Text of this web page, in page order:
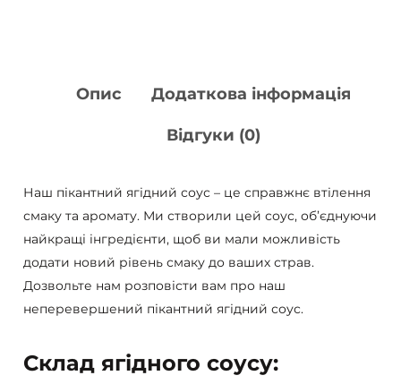
Опис Додаткова інформація
Відгуки (0)
Наш пікантний ягідний соус – це справжнє втілення
смаку та аромату. Ми створили цей соус, об’єднуючи
найкращі інгредієнти, щоб ви мали можливість
додати новий рівень смаку до ваших страв.
Дозвольте нам розповісти вам про наш
неперевершений пікантний ягідний соус.
Склад ягідного соусу: